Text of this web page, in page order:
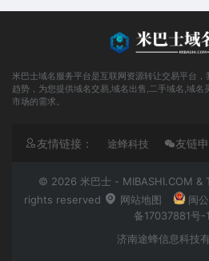
米巴士域名服务平台是互联网资源转让交易平台
趋势，为您提供域名交易,域名出售,二手域名,域名
市场的需求。
友情链接： 途蜂科技 友链
© 2026 米巴士 - MIBASHI.COM &
rights reserved
网站地图 闽
备17037881号-
济南途蜂信息科技